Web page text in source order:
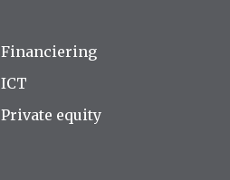
Financiering
ICT
Private equity